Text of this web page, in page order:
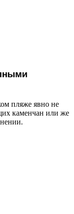
пляже явно не
каменчан или же